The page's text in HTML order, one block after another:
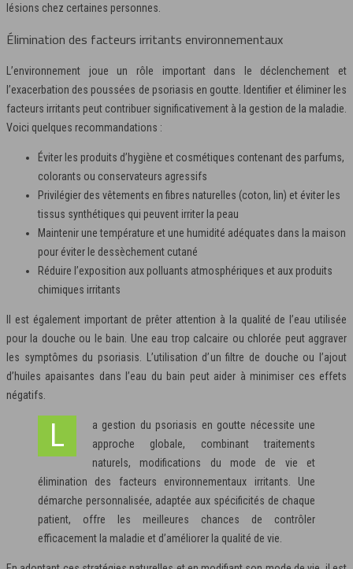
lésions chez certaines personnes.
Élimination des facteurs irritants environnementaux
L’environnement joue un rôle important dans le déclenchement et
l’exacerbation des poussées de psoriasis en goutte. Identifier et éliminer les
facteurs irritants peut contribuer significativement à la gestion de la maladie.
Voici quelques recommandations :
Éviter les produits d’hygiène et cosmétiques contenant des parfums,
colorants ou conservateurs agressifs
Privilégier des vêtements en fibres naturelles (coton, lin) et éviter les
tissus synthétiques qui peuvent irriter la peau
Maintenir une température et une humidité adéquates dans la maison
pour éviter le dessèchement cutané
Réduire l’exposition aux polluants atmosphériques et aux produits
chimiques irritants
Il est également important de prêter attention à la qualité de l’eau utilisée
pour la douche ou le bain. Une eau trop calcaire ou chlorée peut aggraver
les symptômes du psoriasis. L’utilisation d’un filtre de douche ou l’ajout
d’huiles apaisantes dans l’eau du bain peut aider à minimiser ces effets
négatifs.
La gestion du psoriasis en goutte nécessite une
approche globale, combinant traitements
naturels, modifications du mode de vie et
élimination des facteurs environnementaux irritants. Une
démarche personnalisée, adaptée aux spécificités de chaque
patient, offre les meilleures chances de contrôler
efficacement la maladie et d’améliorer la qualité de vie.